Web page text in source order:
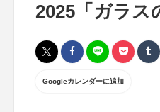
2025「ガラス
Googleカレンダーに追加